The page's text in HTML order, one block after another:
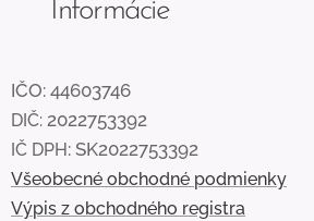
Informácie
IČO: 44603746
DIČ: 2022753392
IČ DPH : SK2022753392
Všeobecné obchodné podmienky
Výpis z obchodného registra